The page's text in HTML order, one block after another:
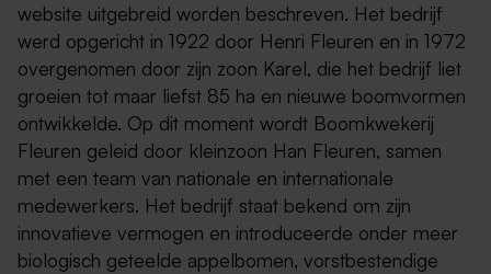
website uitgebreid worden beschreven. Het bedrijf
werd opgericht in 1922 door Henri Fleuren en in 1972
overgenomen door zijn zoon Karel, die het bedrijf liet
groeien tot maar liefst 85 ha en nieuwe boomvormen
ontwikkelde. Op dit moment wordt Boomkwekerij
Fleuren geleid door kleinzoon Han Fleuren, samen
met een team van nationale en internationale
medewerkers. Het bedrijf staat bekend om zijn
innovatieve vermogen en introduceerde onder meer
biologisch geteelde appelbomen, vorstbestendige